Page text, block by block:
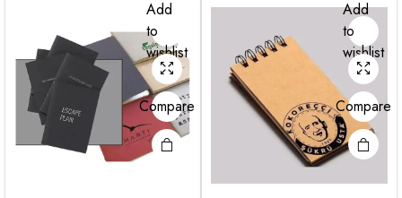
Add
to
wishlist
Compare
Add
to
wishlist
Compare